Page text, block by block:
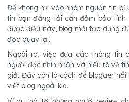
Để không rơi vào nhóm nguồn tin
tin bạn đăng tải cần đảm bảo tính
được điều này, blog mới tạo dựng
đọc quay lại.
Ngoài ra, việc đưa các thông tin
người đọc nhìn nhận và hiểu rõ về
giả. Đây còn là cách để blogger
viết blog ngoài kia.